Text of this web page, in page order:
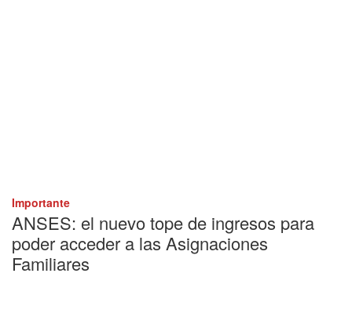
Importante
ANSES: el nuevo tope de ingresos para
poder acceder a las Asignaciones
Familiares